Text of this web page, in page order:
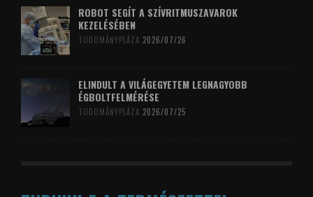
ROBOT SEGÍT A SZÍVRITMUSZAVAROK
KEZELÉSÉBEN
TUDOMÁNYPLÁZA 2026/07/26
ELINDULT A VILÁGEGYETEM LEGNAGYOBB
ÉGBOLTFELMÉRÉSE
TUDOMÁNYPLÁZA 2026/07/25